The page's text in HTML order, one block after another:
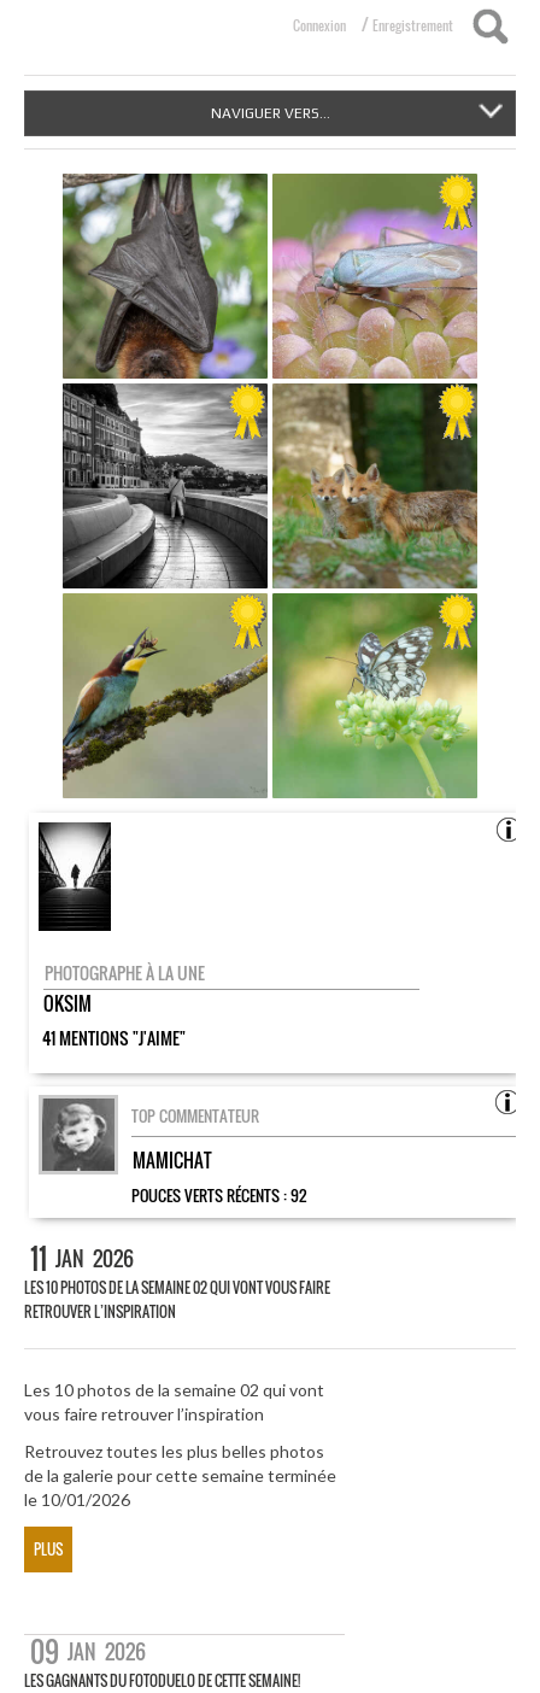
Connexion / Enregistrement
NAVIGUER VERS...
PHOTOGRAPHE À LA UNE
OKSIM
41 MENTIONS "J'AIME"
TOP COMMENTATEUR
MAMICHAT
POUCES VERTS RÉCENTS :92
11 JAN 2026
LES 10 PHOTOS DE LA SEMAINE 02 QUI VONT VOUS FAIRE
RETROUVER L’INSPIRATION
Les 10 photos de la semaine 02 qui vont
vous faire retrouver l’inspiration
Retrouvez toutes les plus belles photos
de la galerie pour cette semaine terminée
le 10/01/2026
PLUS
09 JAN 2026
LES GAGNANTS DU FOTODUELO DE CETTE SEMAINE!